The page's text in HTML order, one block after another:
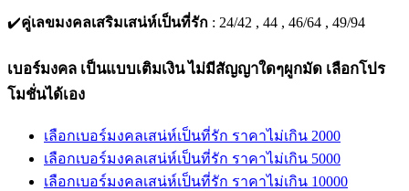
✔️คู่เลขมงคลเสริมเสน่ห์เป็นที่รัก : 24/42 , 44 , 46/64 , 49/94
เบอร์มงคล เป็นแบบเติมเงิน ไม่มีสัญญาใดๆผูกมัด เลือกโปร
โมชั่นได้เอง
เลือกเบอร์มงคลเสน่ห์เป็นที่รัก ราคาไม่เกิน 2000
เลือกเบอร์มงคลเสน่ห์เป็นที่รัก ราคาไม่เกิน 5000
เลือกเบอร์มงคลเสน่ห์เป็นที่รัก ราคาไม่เกิน 10000